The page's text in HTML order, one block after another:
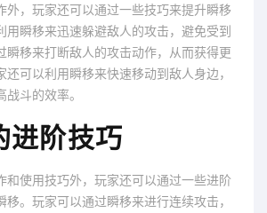
外，玩家还可以通过一些技巧来提升瞬移
用瞬移来迅速躲避敌人的攻击，避免受到
瞬移来打断敌人的攻击动作，从而获得更
还可以利用瞬移来快速移动到敌人身边，
斗的效率。
进阶技巧
和使用技巧外，玩家还可以通过一些进阶
。玩家可以通过瞬移来进行连续攻击，